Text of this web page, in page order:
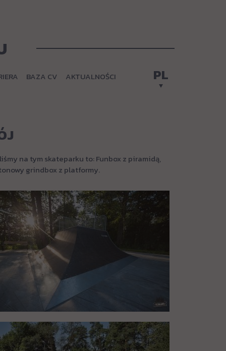
BAZA CV AKTUALNOŚCI PL
na tym skateparku to: Funbox z piramidą,
grindbox z platformy.